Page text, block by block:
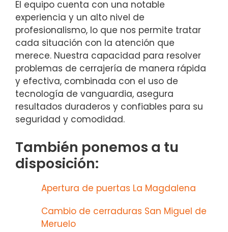
El equipo cuenta con una notable
experiencia y un alto nivel de
profesionalismo, lo que nos permite tratar
cada situación con la atención que
merece. Nuestra capacidad para resolver
problemas de cerrajería de manera rápida
y efectiva, combinada con el uso de
tecnología de vanguardia, asegura
resultados duraderos y confiables para su
seguridad y comodidad.
También ponemos a tu
disposición:
Apertura de puertas La Magdalena
Cambio de cerraduras San Miguel de
Meruelo